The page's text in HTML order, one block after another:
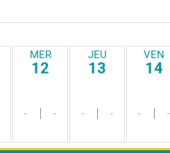
MER
12
- -
JEU
13
- -
VEN
14
- -